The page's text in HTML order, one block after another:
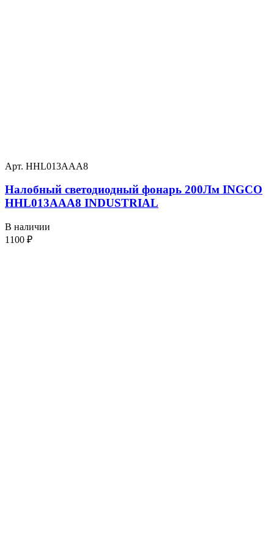
Арт. HHL013AAA8
Налобный светодиодный фонарь 200Лм INGCO
HHL013AAA8 INDUSTRIAL
В наличии
1100 ₽